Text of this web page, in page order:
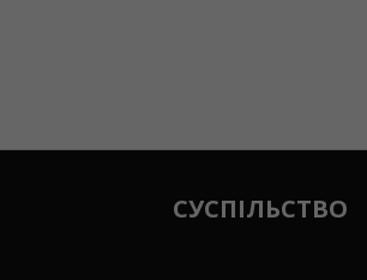
СУСПІЛЬСТВО